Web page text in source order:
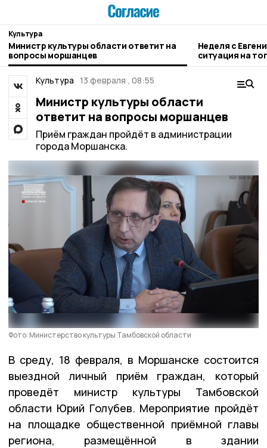
Культура
Министр культуры области ответит на
вопросы моршанцев
Неделя с
ситуация на
городе и
Культура 13 февраля , 08:55
Министр культуры области
ответит на вопросы моршанцев
Приём граждан пройдёт в администрации
города Моршанска.
Фото: Министерство культуры Тамбовской области
В среду, 18 февраля, в Моршанске состоится
выездной личный приём граждан, который
проведёт министр культуры Тамбовской
области Юрий Голубев. Мероприятие пройдёт
на площадке общественной приёмной главы
региона, размещённой в здании